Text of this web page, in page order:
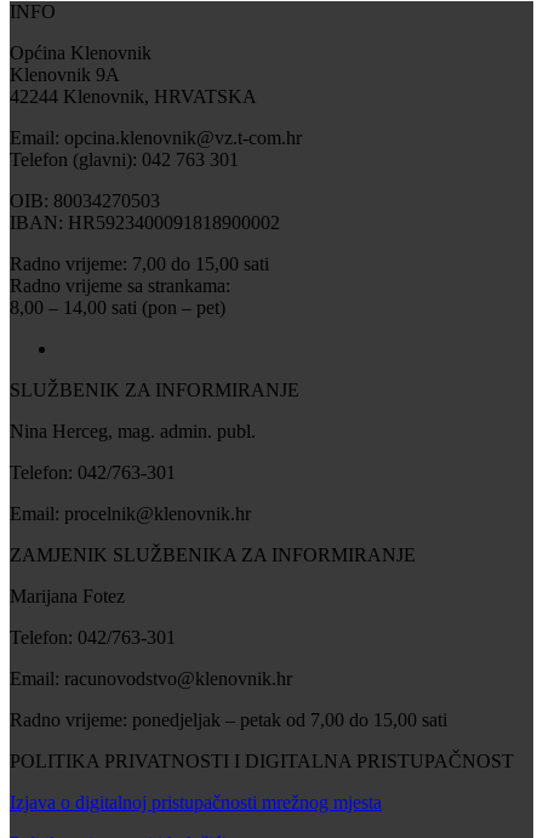
INFO
Općina Klenovnik
Klenovnik 9A
42244 Klenovnik, HRVATSKA
Email: opcina.klenovnik@vz.t-com.hr
Telefon (glavni): 042 763 301
OIB: 80034270503
IBAN: HR5923400091818900002
Radno vrijeme: 7,00 do 15,00 sati
Radno vrijeme sa strankama:
8,00 – 14,00 sati (pon – pet)
SLUŽBENIK ZA INFORMIRANJE
Nina Herceg, mag. admin. publ.
Telefon: 042/763-301
Email: procelnik@klenovnik.hr
ZAMJENIK SLUŽBENIKA ZA INFORMIRANJE
Marijana Fotez
Telefon: 042/763-301
Email: racunovodstvo@klenovnik.hr
Radno vrijeme: ponedjeljak – petak od 7,00 do 15,00 sati
POLITIKA PRIVATNOSTI I DIGITALNA PRISTUPAČNOST
Izjava o digitalnoj pristupačnosti mrežnog mjesta